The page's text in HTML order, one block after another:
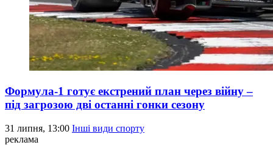
Формула-1 готує екстрений план через війну –
під загрозою дві останні гонки сезону
31 липня, 13:00 Інші види спорту
реклама